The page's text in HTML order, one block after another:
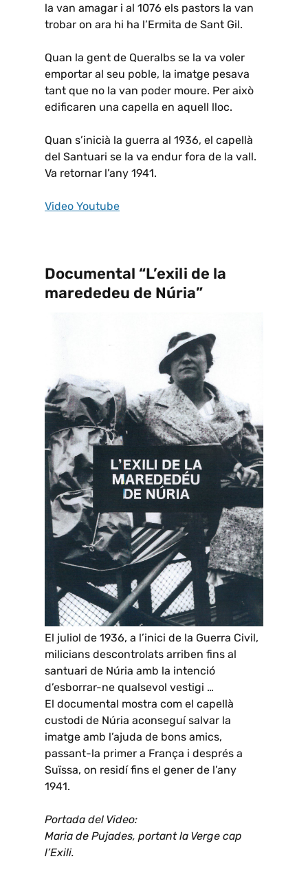
la van amagar i al 1076 els pastors la van
trobar on ara hi ha l’Ermita de Sant Gil.
Quan la gent de Queralbs se la va voler
emportar al seu poble, la imatge pesava
tant que no la van poder moure. Per això
edificaren una capella en aquell lloc.
Quan s’inicià la guerra al 1936, el capellà
del Santuari se la va endur fora de la vall.
Va retornar l’any 1941.
Video Youtube
Documental “L’exili de la
marededeu de Núria”
El juliol de 1936, a l’inici de la Guerra Civil,
milicians descontrolats arriben fins al
santuari de Núria amb la intenció
d’esborrar-ne qualsevol vestigi …
El documental mostra com el capellà
custodi de Núria aconseguí salvar la
imatge amb l’ajuda de bons amics,
passant-la primer a França i després a
Suïssa, on residí fins el gener de l’any
1941.
Portada del Video:
Maria de Pujades, portant la Verge cap
l’Exili.